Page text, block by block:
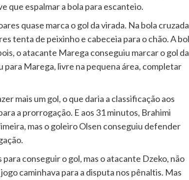
que espalmar a bola para escanteio.
quase marca o gol da virada. Na bola cruzada
tenta de peixinho e cabeceia para o chão. A
o atacante Marega conseguiu marcar o gol da
para Marega, livre na pequena área, completar
mais um gol, o que daria a classificação aos
a prorrogação. E aos 31 minutos, Brahimi
mas o goleiro Olsen conseguiu defender
conseguir o gol, mas o atacante Dzeko, não
caminhava para a disputa nos pênaltis. Mas